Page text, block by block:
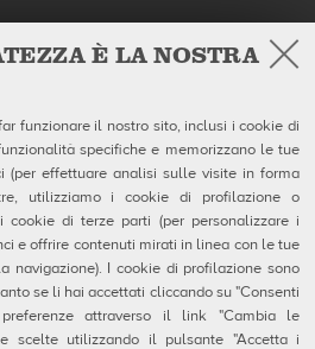
È LA NOSTRA
funzionare il nostro sito, inclusi i cookie di
specifiche e memorizzano le tue
(per effettuare analisi sulle visite in forma
utilizziamo i cookie di profilazione o
cookie di terze parti (per personalizzare i
e offrire contenuti mirati in linea con le tue
navigazione). I cookie di profilazione sono
se li hai accettati cliccando su "Consenti
attraverso il link "Cambia le
scelte utilizzando il pulsante "Accetta i
Galleria
Notizie